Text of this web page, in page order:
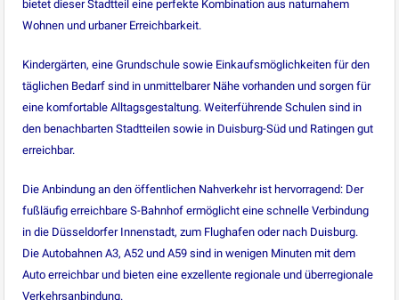
bietet dieser Stadtteil eine perfekte Kombination aus naturnahem
Wohnen und urbaner Erreichbarkeit.
Kindergärten, eine Grundschule sowie Einkaufsmöglichkeiten für den
täglichen Bedarf sind in unmittelbarer Nähe vorhanden und sorgen für
eine komfortable Alltagsgestaltung. Weiterführende Schulen sind in
den benachbarten Stadtteilen sowie in Duisburg-Süd und Ratingen gut
erreichbar.
Die Anbindung an den öffentlichen Nahverkehr ist hervorragend: Der
fußläufig erreichbare S-Bahnhof ermöglicht eine schnelle Verbindung
in die Düsseldorfer Innenstadt, zum Flughafen oder nach Duisburg.
Die Autobahnen A3, A52 und A59 sind in wenigen Minuten mit dem
Auto erreichbar und bieten eine exzellente regionale und überregionale
Verkehrsanbindung.